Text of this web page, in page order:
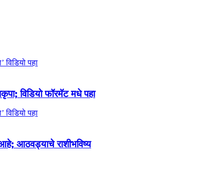
विडियो फॉरमॅट मधे पहा
आठवड्याचे राशीभविष्य